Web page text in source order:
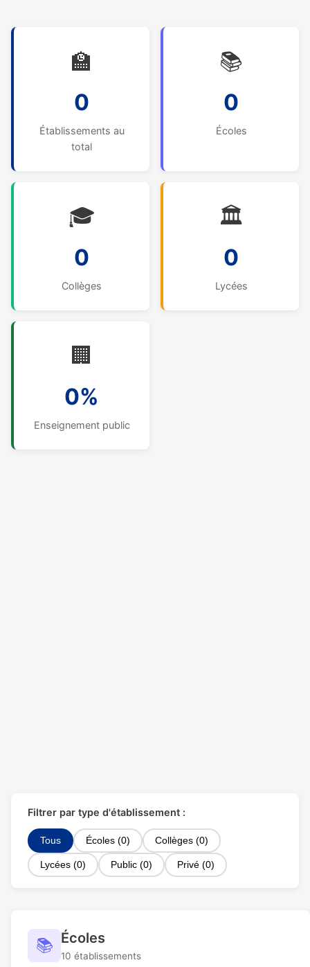
🏫
0
Établissements au
total
📚
0
Écoles
🎓
0
Collèges
🏛️
0
Lycées
🏢
0%
Enseignement public
Filtrer par type d'établissement :
Tous Écoles (0) Collèges (0)
Lycées (0) Public (0) Privé (0)
📚 Écoles
10 établissements